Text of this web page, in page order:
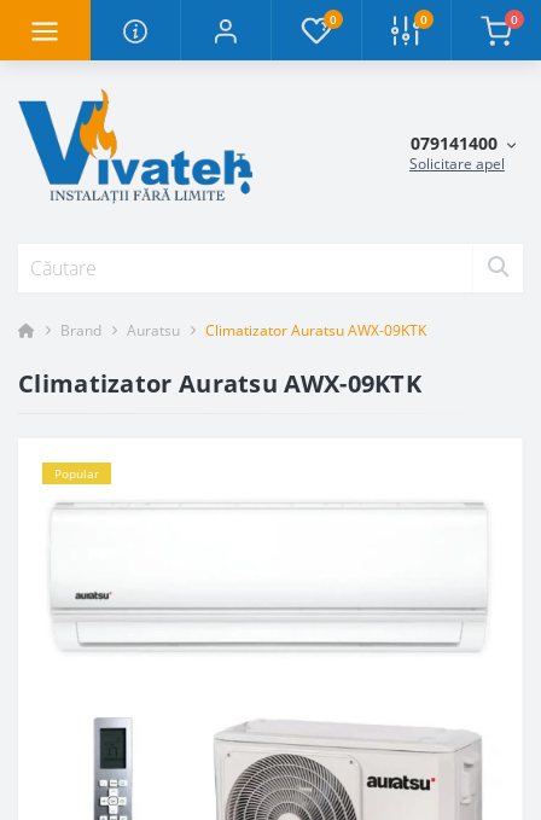
0 0 0
079141400
Solicitare apel
Brand Auratsu Climatizator Auratsu AWX-09KTK
Climatizator Auratsu AWX-09KTK
Popular